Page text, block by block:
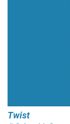
Twist